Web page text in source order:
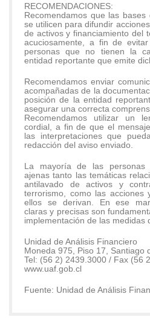
RECOMENDACIONES:
Recomendamos que las
se utilicen para difundir
de activos y financiamiento del
acuciosamente, a fin de
personas que no tienen la
entidad reportante que emite
Recomendamos enviar
acompañadas de la
posición de la entidad
asegurar una correcta
Recomendamos utilizar un
cordial, a fin de que el
las interpretaciones que
redacción del aviso enviado.
La mayoría de las personas
ajenas tanto las temáticas
antilavado de activos y
terrorismo, como las acciones
ellos se derivan. En ese
claras y precisas son
implementación de las medidas
Unidad de Análisis Financiero
Moneda 975, Piso 17, Santiago
Tel: (56 2) 2439.3000 / Fax (56
www.uaf.gob.cl
Fuente: Unidad de Análisis